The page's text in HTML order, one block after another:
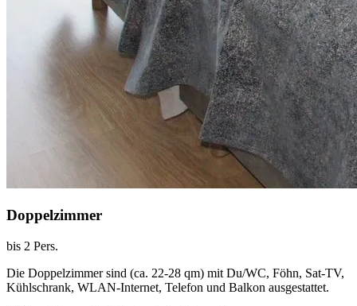
Doppelzimmer
bis 2 Pers.
Die Doppelzimmer sind (ca. 22-28 qm) mit Du/WC, Föhn, Sat-TV,
Kühlschrank, WLAN-Internet, Telefon und Balkon ausgestattet.